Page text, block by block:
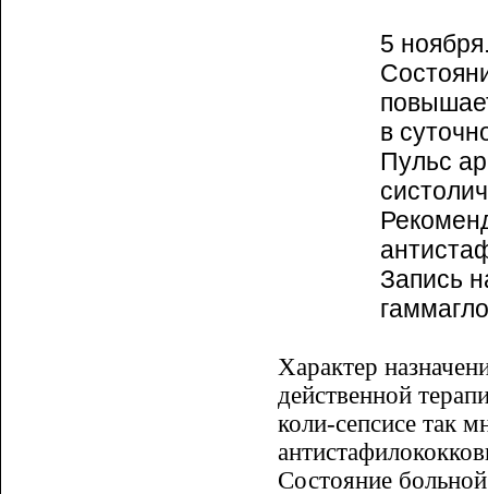
5
в
Пульс
Запись
Характер
действенной
коли-сепсисе так
Состояние